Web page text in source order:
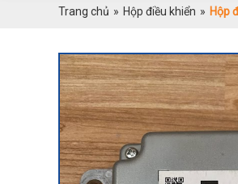
Trang chủ » Hộp điều khiển » Hộp